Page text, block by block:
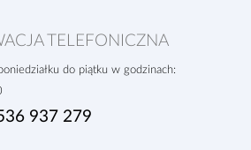
TELEFONICZNA
do piątku w godzinach:
937 279